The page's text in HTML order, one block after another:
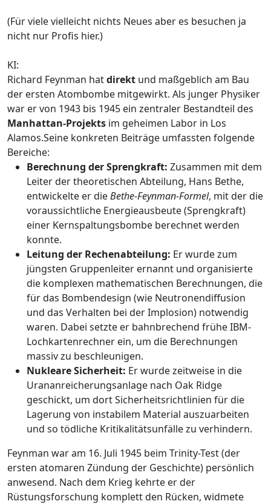
(Für viele vielleicht nichts Neues aber es besuchen ja
nicht nur Profis hier.)
KI:
​​​​Richard Feynman hatdirekt und maßgeblich am Bau
der ersten Atombombe mitgewirkt. Als junger Physiker
war er von 1943 bis 1945 ein zentraler Bestandteil des
Manhattan-Projekts im geheimen Labor in Los
Alamos.Seine konkreten Beiträge umfassten folgende
Bereiche:
Berechnung der Sprengkraft: Zusammen mit dem
Leiter der theoretischen Abteilung, Hans Bethe,
entwickelte er dieBethe-Feynman-Formel, mit der die
voraussichtliche Energieausbeute (Sprengkraft)
einer Kernspaltungsbombe berechnet werden
konnte.
Leitung der Rechenabteilung: Er wurde zum
jüngsten Gruppenleiter ernannt und organisierte
die komplexen mathematischen Berechnungen, die
für das Bombendesign (wie Neutronendiffusion
und das Verhalten bei der Implosion) notwendig
waren. Dabei setzte er bahnbrechend frühe IBM-
Lochkartenrechner ein, um die Berechnungen
massiv zu beschleunigen.
Nukleare Sicherheit: Er wurde zeitweise in die
Urananreicherungsanlage nach Oak Ridge
geschickt, um dort Sicherheitsrichtlinien für die
Lagerung von instabilem Material auszuarbeiten
und so tödliche Kritikalitätsunfälle zu verhindern.
Feynman war am 16. Juli 1945 beim Trinity-Test (der
ersten atomaren Zündung der Geschichte) persönlich
anwesend. Nach dem Krieg kehrte er der
Rüstungsforschung komplett den Rücken, widmete